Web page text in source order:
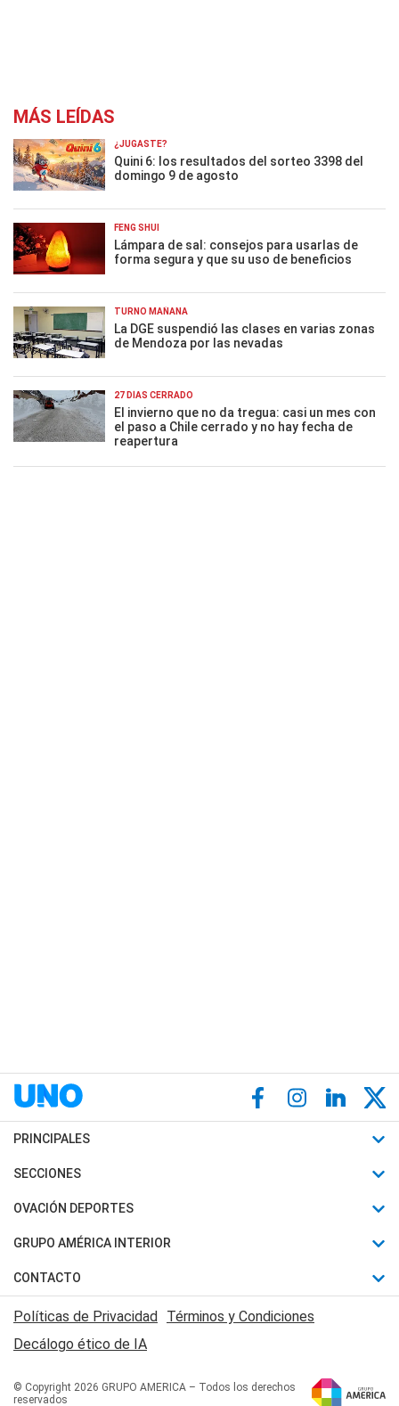
MÁS LEÍDAS
¿JUGASTE?
Quini 6: los resultados del sorteo 3398 del
domingo 9 de agosto
FENG SHUI
Lámpara de sal: consejos para usarlas de
forma segura y que su uso de beneficios
TURNO MAÑANA
La DGE suspendió las clases en varias zonas
de Mendoza por las nevadas
27 DÍAS CERRADO
El invierno que no da tregua: casi un mes con
el paso a Chile cerrado y no hay fecha de
reapertura
PRINCIPALES
Últimas Noticias
Política
Judiciales
Economia
SECCIONES
Horóscopo
Motores
Trucos caseros
Series y Películas
Edictos y Solicitadas
OVACIÓN DEPORTES
Fútbol
Mundial
Automovilismo
Rugby
Básquet
GRUPO AMÉRICA INTERIOR
Canal 7 en Vivo
San Juan 8
CONTACTO
Acerca de Nosotros
Contactanos
Políticas de Privacidad Términos y Condiciones
Decálogo ético de IA
© Copyright 2026 GRUPO AMERICA – Todos los derechos
reservados